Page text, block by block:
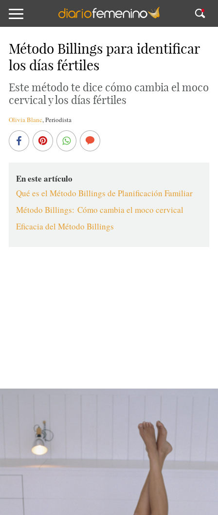
Método Billings para identificar
los días fértiles
Este método te dice cómo cambia el moco
cervical y los días fértiles
Olivia Blanc,Periodista
En este artículo
Qué es el Método Billings de Planificación Familiar
Método Billings: Cómo cambia el moco cervical
Eficacia del Método Billings